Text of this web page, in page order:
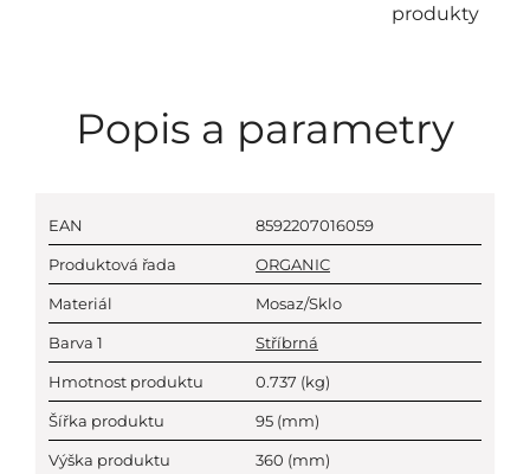
produkty
Popis a parametry
EAN 8592207016059
Produktová řada ORGANIC
Materiál Mosaz/Sklo
Barva 1 Stříbrná
Hmotnost produktu 0.737 (kg)
Šířka produktu 95 (mm)
Výška produktu 360 (mm)